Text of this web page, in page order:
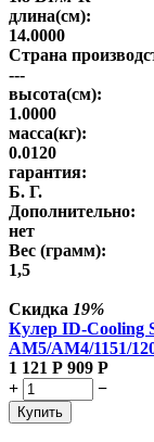
длина(см):
14.0000
Страна
---
высота(см):
1.0000
масса(кг):
0.0120
гарантия:
Б. Г.
Дополнительно:
нет
Вес (грамм):
1,5
Скидка 19%
Кулер ID-Cooling
AM5/AM4/1151/
1 121 Р 909 Р
+
−
Купить